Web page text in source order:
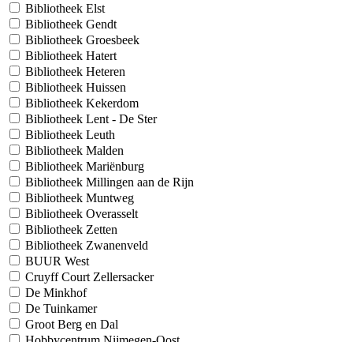
Bibliotheek Elst
Bibliotheek Gendt
Bibliotheek Groesbeek
Bibliotheek Hatert
Bibliotheek Heteren
Bibliotheek Huissen
Bibliotheek Kekerdom
Bibliotheek Lent - De Ster
Bibliotheek Leuth
Bibliotheek Malden
Bibliotheek Mariënburg
Bibliotheek Millingen aan de Rijn
Bibliotheek Muntweg
Bibliotheek Overasselt
Bibliotheek Zetten
Bibliotheek Zwanenveld
BUUR West
Cruyff Court Zellersacker
De Minkhof
De Tuinkamer
Groot Berg en Dal